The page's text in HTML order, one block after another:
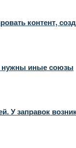
контент,
нужны иные союзы
У заправок